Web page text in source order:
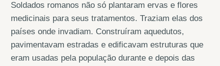
Soldados romanos não só plantaram ervas e flores
medicinais para seus tratamentos. Traziam elas dos
países onde invadiam. Construíram aquedutos,
pavimentavam estradas e edificavam estruturas que
eram usadas pela população durante e depois das